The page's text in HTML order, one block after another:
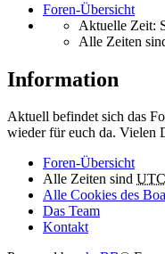
Foren-Übersicht
Aktuelle Zeit:
Alle Zeiten
Information
Aktuell befindet sich das
wieder für euch da. Vielen
Foren-Übersicht
Alle Zeiten sind
Alle Cookies des
Das Team
Kontakt